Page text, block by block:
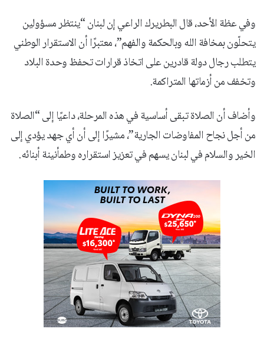
وفي عظة الأحد، قال البطريرك الراعي إن لبنان “ينتظر مسؤولين
يتحلّون بمخافة الله وبالحكمة والفهم”، معتبرًا أن الاستقرار الوطني
يتطلب رجال دولة قادرين على اتخاذ قرارات تحفظ وحدة البلاد
وتخفف من أزماتها المتراكمة.
وأضاف أن الصلاة تبقى أساسية في هذه المرحلة، داعيًا إلى “الصلاة
من أجل نجاح المفاوضات الجارية”، مشيرًا إلى أن أي جهد يؤدي إلى
الخير والسلام في لبنان يسهم في تعزيز استقراره وطمأنينة أبنائه.